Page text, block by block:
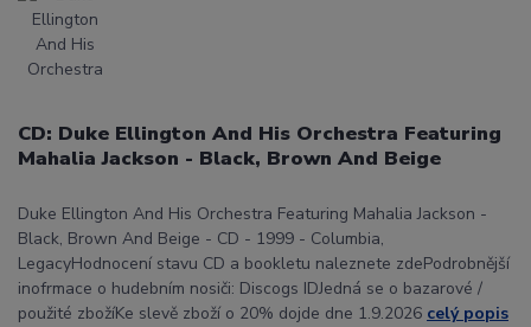
CD: Duke Ellington And His Orchestra Featuring
Mahalia Jackson - Black, Brown And Beige
Duke Ellington And His Orchestra Featuring Mahalia Jackson -
Black, Brown And Beige - CD - 1999 - Columbia,
LegacyHodnocení stavu CD a bookletu naleznete zdePodrobnější
inofrmace o hudebním nosiči: Discogs IDJedná se o bazarové /
použité zbožíKe slevě zboží o 20% dojde dne 1.9.2026 celý popis